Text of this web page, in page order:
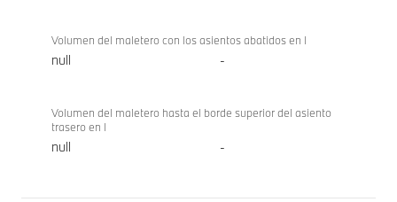
Volumen del maletero con los asientos abatidos en l
null -
Volumen del maletero hasta el borde superior del asiento
trasero en l
null -